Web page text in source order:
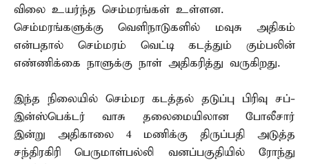
விலை உயர்ந்த செம்மரங்கள் உள்ளன.
செம்மரங்களுக்கு வெளிநாடுகளில் மவுசு அதிகம்
என்பதால் செம்மரம் வெட்டி கடத்தும் கும்பலின்
எண்ணிக்கை நாளுக்கு நாள் அதிகரித்து வருகிறது.
இந்த நிலையில் செம்மர கடத்தல் தடுப்பு பிரிவு சப்-
இன்ஸ்பெக்டர் வாசு தலைமையிலான போலீசார்
இன்று அதிகாலை 4 மணிக்கு திருப்பதி அடுத்த
சந்திரகிரி பெருமாள்பல்லி வனப்பகுதியில் ரோந்து